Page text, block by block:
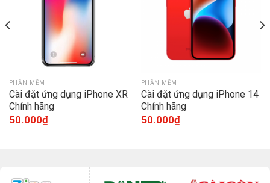
PHẦN MỀM
Cài đặt ứng dụng iPhone XR
Chính hãng
50.000₫
PHẦN MỀM
Cài đặt ứng dụng iPhone 14
Chính hãng
50.000₫